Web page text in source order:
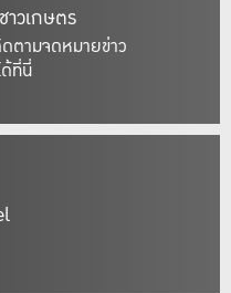
วเกษตร
ตามจดหมายข่าว
ที่นี่